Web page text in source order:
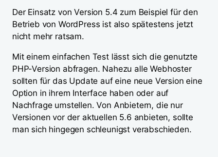
Der Einsatz von Version 5.4 zum Beispiel für den
Betrieb von WordPress ist also spätestens jetzt
nicht mehr ratsam.
Mit einem einfachen Test lässt sich die genutzte
PHP-Version abfragen. Nahezu alle Webhoster
sollten für das Update auf eine neue Version eine
Option in ihrem Interface haben oder auf
Nachfrage umstellen. Von Anbietern, die nur
Versionen vor der aktuellen 5.6 anbieten, sollte
man sich hingegen schleunigst verabschieden.